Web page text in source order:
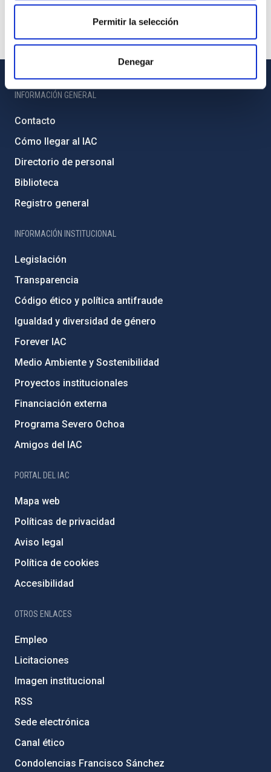
Permitir la selección
Denegar
INFORMACIÓN GENERAL
Contacto
Cómo llegar al IAC
Directorio de personal
Biblioteca
Registro general
INFORMACIÓN INSTITUCIONAL
Legislación
Transparencia
Código ético y política antifraude
Igualdad y diversidad de género
Forever IAC
Medio Ambiente y Sostenibilidad
Proyectos institucionales
Financiación externa
Programa Severo Ochoa
Amigos del IAC
PORTAL DEL IAC
Mapa web
Políticas de privacidad
Aviso legal
Política de cookies
Accesibilidad
OTROS ENLACES
Empleo
Licitaciones
Imagen institucional
RSS
Sede electrónica
Canal ético
Condolencias Francisco Sánchez